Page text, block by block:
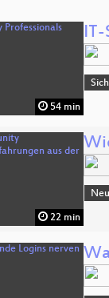
54 min
22 min